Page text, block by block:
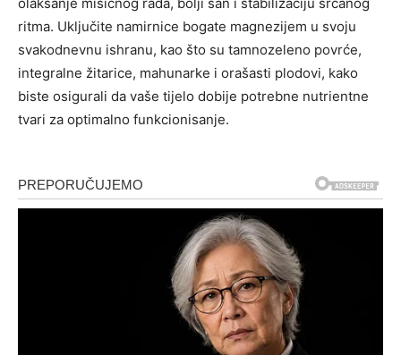
ritma. Uključite namirnice bogate magnezijem u svoju
svakodnevnu ishranu, kao što su tamnozeleno povrće,
integralne žitarice, mahunarke i orašasti plodovi, kako
biste osigurali da vaše tijelo dobije potrebne nutrientne
tvari za optimalno funkcionisanje.